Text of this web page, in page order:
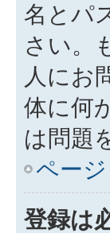
名とパ
さい。
人にお
体に何
は問題
ペー
登録は